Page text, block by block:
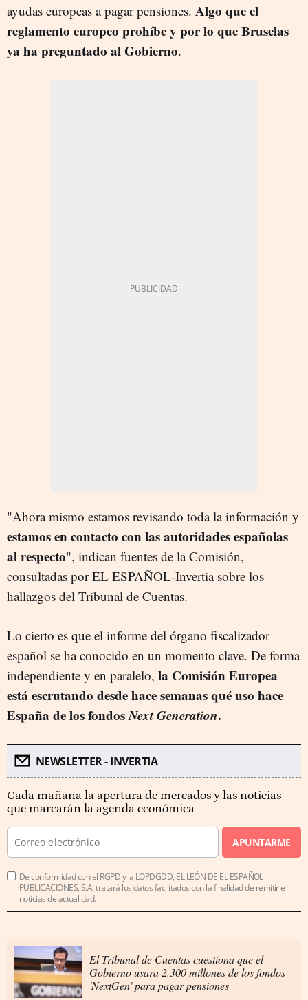
ayudas europeas a pagar pensiones. Algo que el
reglamento europeo prohíbe y por lo que Bruselas
ya ha preguntado al Gobierno.
"Ahora mismo estamos revisando toda la información y
estamos en contacto con las autoridades españolas
al respecto", indican fuentes de la Comisión,
consultadas por EL ESPAÑOL-Invertia sobre los
hallazgos del Tribunal de Cuentas.
Lo cierto es que el informe del órgano fiscalizador
español se ha conocido en un momento clave. De forma
independiente y en paralelo, la Comisión Europea
está escrutando desde hace semanas qué uso hace
España de los fondosNext Generation.
NEWSLETTER - INVERTIA
Cada mañana la apertura de mercados y las noticias
que marcarán la agenda económica
APUNTARME
De conformidad con el RGPD y la LOPDGDD, EL LEÓN DE EL ESPAÑOL
PUBLICACIONES, S.A. tratará los datos facilitados con la finalidad de remitirle
noticias de actualidad.
El Tribunal de Cuentas cuestiona que el
Gobierno usara 2.300 millones de los fondos
'NextGen' para pagar pensiones